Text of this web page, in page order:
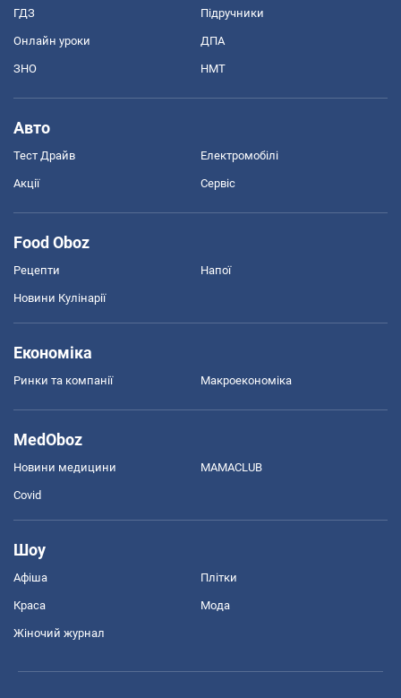
ГДЗ Підручники
Онлайн уроки ДПА
ЗНО НМТ
Авто
Тест Драйв Електромобілі
Акції Сервіс
Food Oboz
Рецепти Напої
Новини Кулінарії
Економіка
Ринки та компанії Макроекономіка
MedOboz
Новини медицини MAMACLUB
Covid
Шоу
Афіша Плітки
Краса Мода
Жіночий журнал